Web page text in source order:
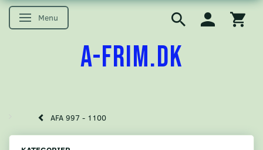
Skifte navigation
Menu
A-FRIM.DK
AFA 997 - 1100